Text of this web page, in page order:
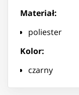
Materiał:
poliester
Kolor:
czarny